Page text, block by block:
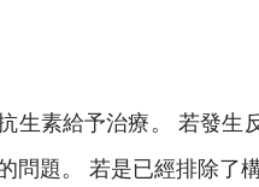
素給予治療。 若發生
題。 若是已經排除了